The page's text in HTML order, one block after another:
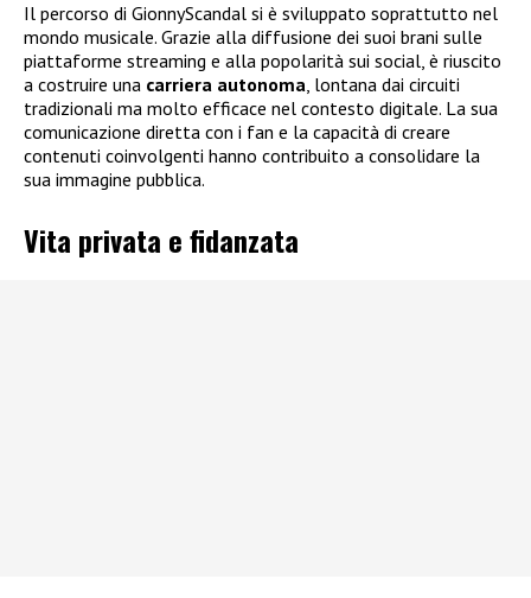
Il percorso di GionnyScandal si è sviluppato soprattutto nel
mondo musicale. Grazie alla diffusione dei suoi brani sulle
piattaforme streaming e alla popolarità sui social, è riuscito
a costruire una carriera autonoma, lontana dai circuiti
tradizionali ma molto efficace nel contesto digitale. La sua
comunicazione diretta con i fan e la capacità di creare
contenuti coinvolgenti hanno contribuito a consolidare la
sua immagine pubblica.
Vita privata e fidanzata